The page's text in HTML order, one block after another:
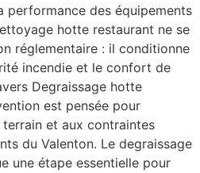
performance des équipements
hotte restaurant ne se
réglementaire : il conditionne
incendie et le confort de
Degraissage hotte
est pensée pour
terrain et aux contraintes
du Valenton. Le degraissage
une étape essentielle pour